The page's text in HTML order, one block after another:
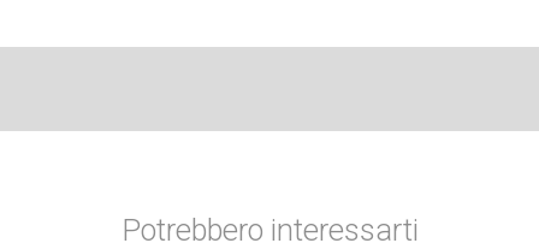
Potrebbero interessarti